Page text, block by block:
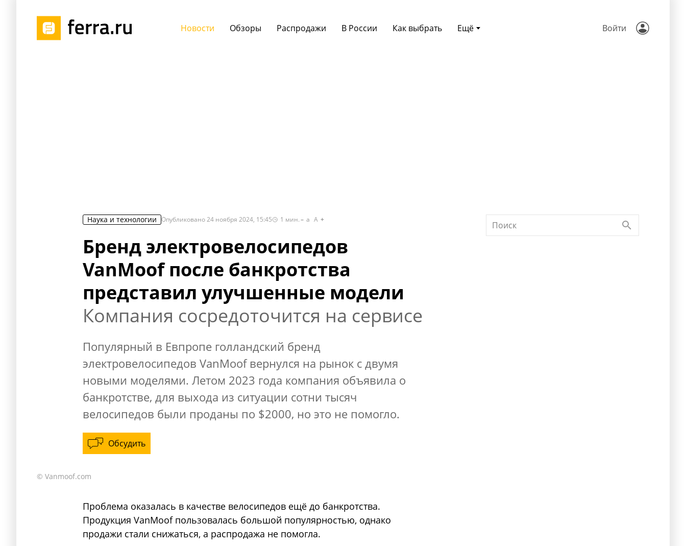
Ещё
Новости Обзоры Распродажи В России Как выбрать Войти
Наука и технологии Опубликовано24 ноября 2024, 15:45 1 мин. a A
Бренд электровелосипедов
VanMoof после банкротства
представил улучшенные модели
Компания сосредоточится на сервисе
Популярный в Евпропе голландский бренд
электровелосипедов VanMoof вернулся на рынок с двумя
новыми моделями. Летом 2023 года компания объявила о
банкротстве, для выхода из ситуации сотни тысяч
велосипедов были проданы по $2000, но это не помогло.
Обсудить
© Vanmoof.com
Проблема оказалась в качестве велосипедов ещё до банкротства.
Продукция VanMoof пользовалась большой популярностью, однако
продажи стали снижаться, а распродажа не помогла.